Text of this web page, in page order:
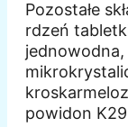
Pozostałe
rdzeń
jednowodna,
powidon